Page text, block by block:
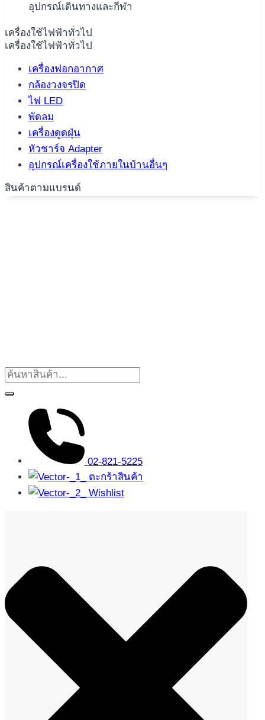
อุปกรณ์เดินทางและกีฬา
เครื่องใช้ไฟฟ้าทั่วไป
เครื่องใช้ไฟฟ้าทั่วไป
เครื่องฟอกอากาศ
กล้องวงจรปิด
ไฟ LED
พัดลม
เครื่องดูดฝุ่น
หัวชาร์จ Adapter
อุปกรณ์เครื่องใช้ภายในบ้านอื่นๆ
สินค้าตามแบรนด์
02-821-5225
ตะกร้าสินค้า
Wishlist